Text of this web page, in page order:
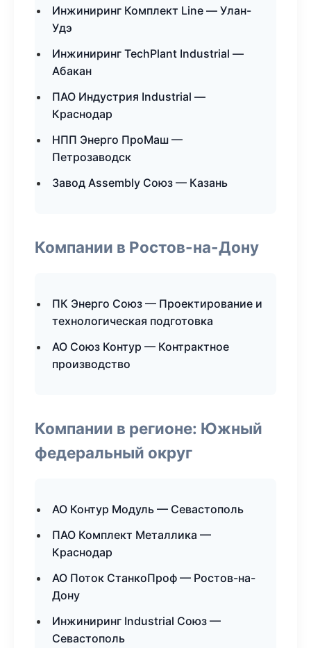
Инжиниринг Комплект Line — Улан-
Удэ
Инжиниринг TechPlant Industrial —
Абакан
ПАО Индустрия Industrial —
Краснодар
НПП Энерго ПроМаш —
Петрозаводск
Завод Assembly Союз — Казань
Компании в Ростов-на-Дону
ПК Энерго Союз — Проектирование и
технологическая подготовка
АО Союз Контур — Контрактное
производство
Компании в регионе: Южный
федеральный округ
АО Контур Модуль — Севастополь
ПАО Комплект Металлика —
Краснодар
АО Поток СтанкоПроф — Ростов-на-
Дону
Инжиниринг Industrial Союз —
Севастополь